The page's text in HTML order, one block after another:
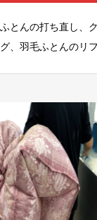
ふとんの打ち直し、
グ、羽毛ふとんのリ
なります。